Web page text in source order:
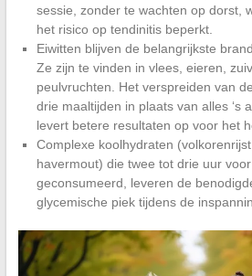
sessie, zonder te wachten op dorst,
het risico op tendinitis beperkt.
Eiwitten blijven de belangrijkste
Ze zijn te vinden in vlees, eieren,
peulvruchten. Het verspreiden van
drie maaltijden in plaats van alles ‘s
levert betere resultaten op voor het
Complexe koolhydraten
havermout) die twee tot drie uur
geconsumeerd, leveren de
glycemische piek tijdens de